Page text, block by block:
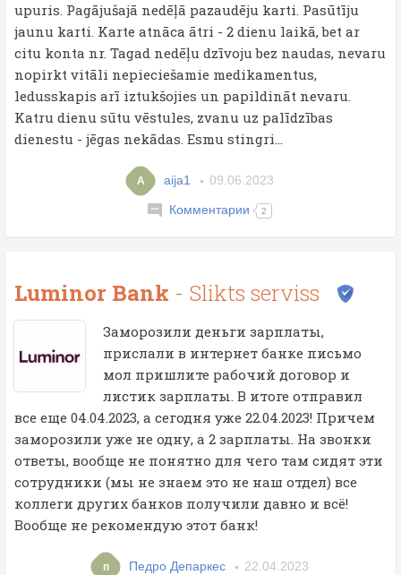
upuris. Pagājušajā nedēļā pazaudēju karti. Pasūtīju
jaunu karti. Karte atnāca ātri - 2 dienu laikā, bet ar
citu konta nr. Tagad nedēļu dzīvoju bez naudas, nevaru
nopirkt vitāli nepieciešamie medikamentus,
ledusskapis arī iztukšojies un papildināt nevaru.
Katru dienu sūtu vēstules, zvanu uz palīdzības
dienestu - jēgas nekādas. Esmu stingri...
A aija1 09.06.2023
Комментарии 2
Luminor Bank - Slikts serviss
Заморозили деньги зарплаты,
прислали в интернет банке письмо
мол пришлите рабочий договор и
листик зарплаты. В итоге отправил
все еще 04.04.2023, а сегодня уже 22.04.2023! Причем
заморозили уже не одну, а 2 зарплаты. На звонки
ответы, вообще не понятно для чего там сидят эти
сотрудники (мы не знаем это не наш отдел) все
коллеги других банков получили давно и всё!
Вообще не рекомендую этот банк!
п Педро Депаркес 22.04.2023